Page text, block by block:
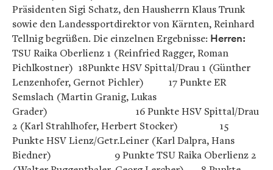
Präsidenten Sigi Schatz, den Hausherrn Klaus Trunk
sowie den Landessportdirektor von Kärnten, Reinhard
Tellnig begrüßen. Die einzelnen Ergebnisse: Herren:
TSU Raika Oberlienz 1 (Reinfried Ragger, Roman
Pichlkostner) 18Punkte HSV Spittal/Drau 1 (Günther
Lenzenhofer, Gernot Pichler) 17 Punkte ER
Semslach (Martin Granig, Lukas
Grader) 16 Punkte HSV Spittal/Drau
2 (Karl Strahlhofer, Herbert Stocker) 15
Punkte HSV Lienz/Getr.Leiner (Karl Dalpra, Hans
Biedner) 9 Punkte TSU Raika Oberlienz 2